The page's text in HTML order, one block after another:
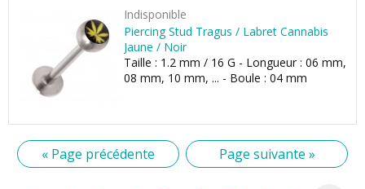
Indisponible
Piercing Stud Tragus / Labret Cannabis
Jaune / Noir
Taille : 1.2 mm / 16 G - Longueur : 06 mm,
08 mm, 10 mm, ... - Boule : 04 mm
« Page précédente Page suivante »